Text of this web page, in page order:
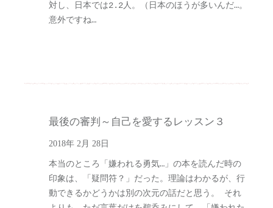
対し、日本では2.2人。（日本のほうが多いんだ…。
意外ですね…
最後の審判～自己を愛するレッスン３
2018年 2月 28日
本当のところ「嫌われる勇気…」の本を読んだ時の
印象は、「疑問符？」だった。理論はわかるが、行
動できるかどうかは別の次元の話だと思う。 それ